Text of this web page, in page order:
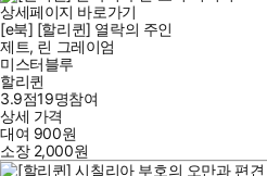
상세페이지 바로가기
[e북] [할리퀸] 열락의 주인
제트, 린 그레이엄
미스터블루
할리퀸
3.9점19명참여
상세 가격
대여 900원
소장 2,000원